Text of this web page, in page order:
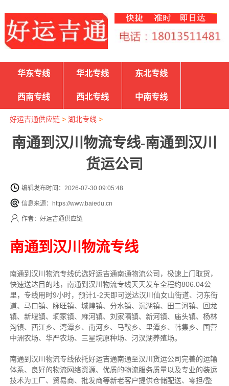
华东专线 华北专线 东北专线
西南专线 西北专线 中南专线
好运吉通供应链> 湖北专线 >
南通到汉川物流专线-南通到汉川
货运公司
编辑发布时间：2026-07-30 09:05:48
信息来源：https://www.baiedu.cn
作者：好运吉通供应链
南通到汉川物流专线
南通到汉川物流专线优选好运吉通南通物流公司，极速上门取货，
快速送达目的地，南通到汉川物流专线天天发车全程约806.04公
里，专线用时9小时，预计1-2天即可送达汉川仙女山街道、汈东街
道、马口镇、脉旺镇、城隍镇、分水镇、沉湖镇、田二河镇、回龙
镇、新堰镇、垌冢镇、麻河镇、刘家隔镇、新河镇、庙头镇、杨林
沟镇、西江乡、湾潭乡、南河乡、马鞍乡、里潭乡、韩集乡、国营
中洲农场、华严农场、三星垸原种场、汈汊湖养殖场。
南通到汉川物流专线依托好运吉通南通至汉川货运公司完善的运输
体系、良好的物流网络资源、优质的物流服务质量以及专业的装运
技术为工厂、贸易商、批发商等新老客户提供仓储配送、零担/整